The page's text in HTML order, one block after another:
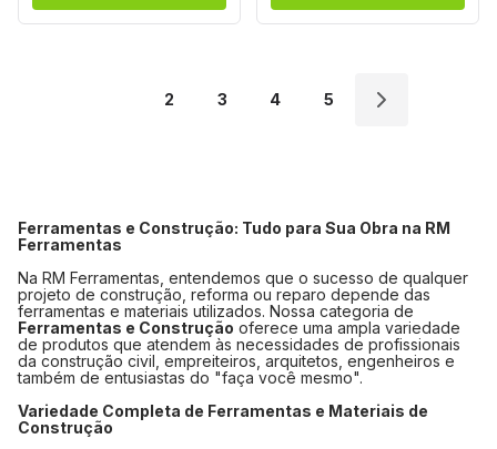
2 3 4 5
Ferramentas e Construção: Tudo para Sua Obra na RM
Ferramentas
Na RM Ferramentas, entendemos que o sucesso de qualquer
projeto de construção, reforma ou reparo depende das
ferramentas e materiais utilizados. Nossa categoria de
Ferramentas e Construção oferece uma ampla variedade
de produtos que atendem às necessidades de profissionais
da construção civil, empreiteiros, arquitetos, engenheiros e
também de entusiastas do "faça você mesmo".
Variedade Completa de Ferramentas e Materiais de
Construção